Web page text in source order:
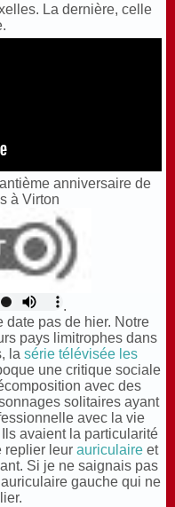
La dernière, celle
anniversaire de
à Virton
.
date pas de hier. Notre
pays limitrophes dans
la série télévisée les
une critique sociale
avec des
solitaires ayant
avec la vie
avaient la particularité
replier leur auriculaire et
Si je ne saignais pas
gauche qui ne